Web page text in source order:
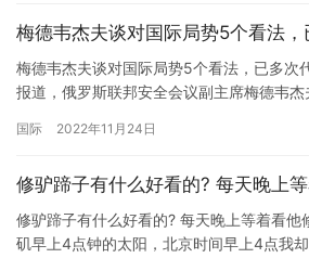
梅德韦杰夫谈对国际局势5个看法
梅德韦杰夫谈对国际局势5个看法，已多次
报道，俄罗斯联邦安全会议副主席梅德韦
谓“基于规则的秩序”的“恶劣观念”。 梅德韦
优先事项——保护本国公民和保卫国家独
国际 2022年11月24日
修驴蹄子有什么好看的? 每天晚上
修驴蹄子有什么好看的? 每天晚上等着看他
矶早上4点钟的太阳，北京时间早上4点我